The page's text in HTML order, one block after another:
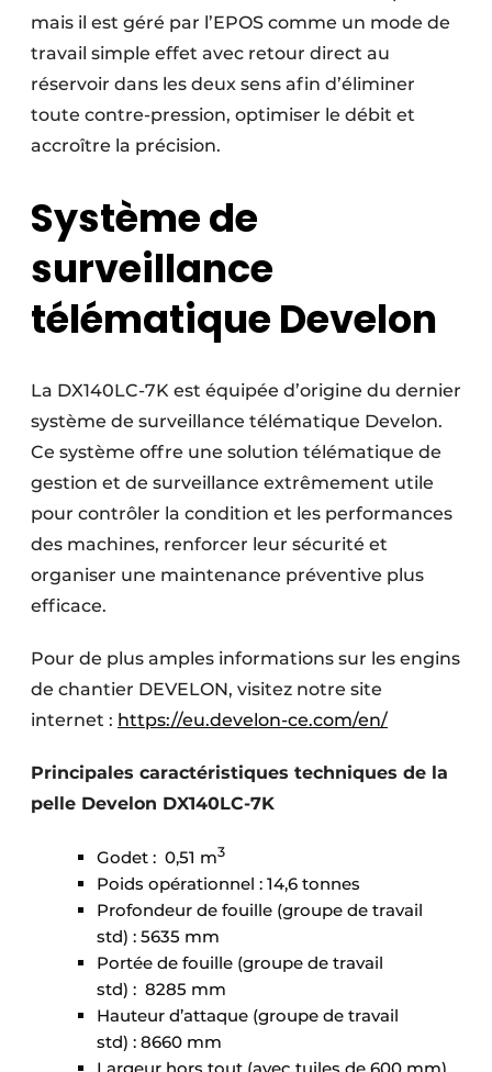
mais il est géré par l’EPOS comme un mode de
travail simple effet avec retour direct au
réservoir dans les deux sens afin d’éliminer
toute contre-pression, optimiser le débit et
accroître la précision.
Système de
surveillance
télématique Develon
La DX140LC-7K est équipée d’origine du dernier
système de surveillance télématique Develon.
Ce système offre une solution télématique de
gestion et de surveillance extrêmement utile
pour contrôler la condition et les performances
des machines, renforcer leur sécurité et
organiser une maintenance préventive plus
efficace.
Pour de plus amples informations sur les engins
de chantier DEVELON, visitez notre site
internet : https://eu.develon-ce.com/en/
Principales caractéristiques techniques de la
pelle Develon DX140LC-7K
Godet : 0,51 m3
Poids opérationnel : 14,6 tonnes
Profondeur de fouille (groupe de travail
std) : 5635 mm
Portée de fouille (groupe de travail
std) : 8285 mm
Hauteur d’attaque (groupe de travail
std) : 8660 mm